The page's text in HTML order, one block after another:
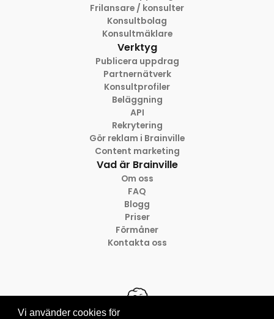
Frilansare / konsulter
Konsultbolag
Konsultmäklare
Verktyg
Publicera uppdrag
Partnernätverk
Konsultprofiler
Beläggning
API
Rekrytering
Gör reklam i Brainville
Content marketing
Vad är Brainville
Om oss
FAQ
Blogg
Priser
Förmåner
Kontakta oss
Vi använder cookies för